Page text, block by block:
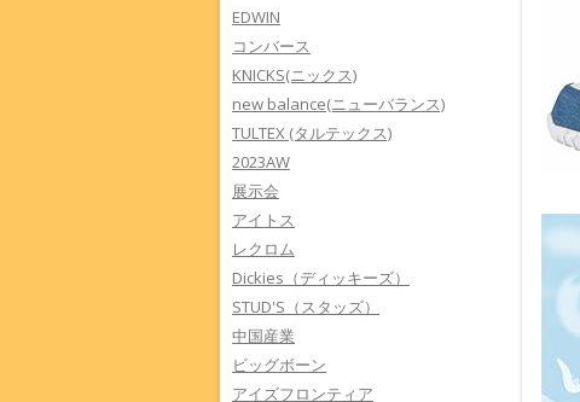
EDWIN
コンバース
KNICKS(ニックス)
new balance(ニューバランス)
TULTEX (タルテックス)
2023AW
展示会
アイトス
レクロム
Dickies（ディッキーズ）
STUD'S（スタッズ）
中国産業
ビッグボーン
アイズフロンティア